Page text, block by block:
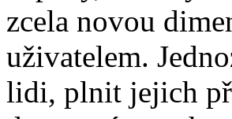
zcela novou
uživatelem.
lidi, plnit jejich